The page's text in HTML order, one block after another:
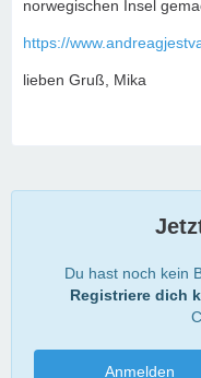
norwegischen Insel
https://
lieben Gruß, Mika
Du hast noch kein
Registriere dich
Anmelden